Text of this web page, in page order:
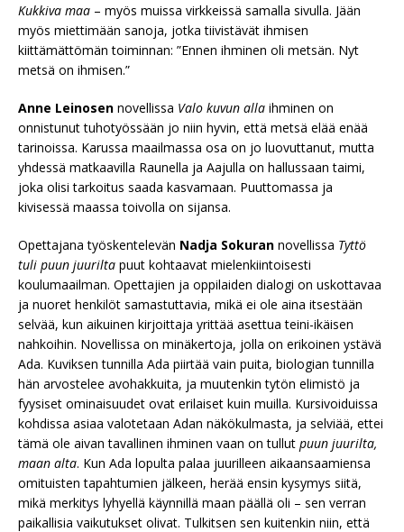
Kukkiva maa – myös muissa virkkeissä samalla sivulla. Jään
myös miettimään sanoja, jotka tiivistävät ihmisen
kiittämättömän toiminnan: ”Ennen ihminen oli metsän. Nyt
metsä on ihmisen.”
Anne Leinosen novellissa Valo kuvun alla ihminen on
onnistunut tuhotyössään jo niin hyvin, että metsä elää enää
tarinoissa. Karussa maailmassa osa on jo luovuttanut, mutta
yhdessä matkaavilla Raunella ja Aajulla on hallussaan taimi,
joka olisi tarkoitus saada kasvamaan. Puuttomassa ja
kivisessä maassa toivolla on sijansa.
Opettajana työskentelevän Nadja Sokuran novellissa Tyttö
tuli puun juurilta puut kohtaavat mielenkiintoisesti
koulumaailman. Opettajien ja oppilaiden dialogi on uskottavaa
ja nuoret henkilöt samastuttavia, mikä ei ole aina itsestään
selvää, kun aikuinen kirjoittaja yrittää asettua teini-ikäisen
nahkoihin. Novellissa on minäkertoja, jolla on erikoinen ystävä
Ada. Kuviksen tunnilla Ada piirtää vain puita, biologian tunnilla
hän arvostelee avohakkuita, ja muutenkin tytön elimistö ja
fyysiset ominaisuudet ovat erilaiset kuin muilla. Kursivoiduissa
kohdissa asiaa valotetaan Adan näkökulmasta, ja selviää, ettei
tämä ole aivan tavallinen ihminen vaan on tullut puun juurilta,
maan alta. Kun Ada lopulta palaa juurilleen aikaansaamiensa
omituisten tapahtumien jälkeen, herää ensin kysymys siitä,
mikä merkitys lyhyellä käynnillä maan päällä oli – sen verran
paikallisia vaikutukset olivat. Tulkitsen sen kuitenkin niin, että